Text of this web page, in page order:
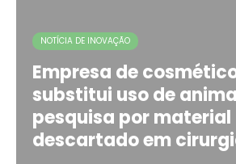
NOTÍCIA DE INOVAÇÃO
Empresa de
substitui uso de
pesquisa por material
descartado em